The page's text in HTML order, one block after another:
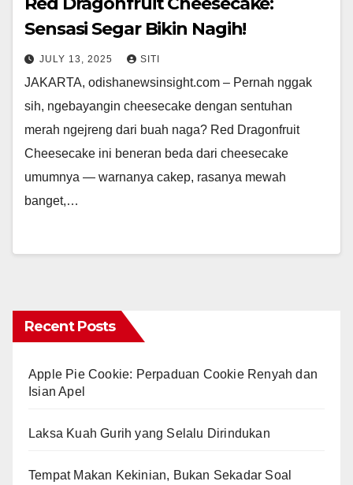
Sensasi Segar Bikin Nagih!
JULY 13, 2025 SITI
JAKARTA, odishanewsinsight.com – Pernah nggak
sih, ngebayangin cheesecake dengan sentuhan
merah ngejreng dari buah naga? Red Dragonfruit
Cheesecake ini beneran beda dari cheesecake
umumnya — warnanya cakep, rasanya mewah
banget,…
Recent Posts
Apple Pie Cookie: Perpaduan Cookie Renyah dan
Isian Apel
Laksa Kuah Gurih yang Selalu Dirindukan
Tempat Makan Kekinian, Bukan Sekadar Soal